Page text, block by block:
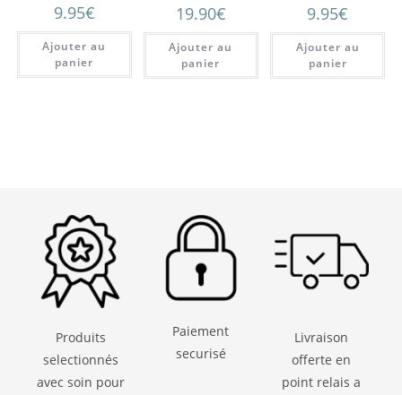
9.95€
Ajouter au
panier
19.90€
Ajouter au
panier
9.95€
Ajouter au
panier
Produits
selectionnés
avec soin pour
Paiement
securisé
Livraison
offerte en
point relais a